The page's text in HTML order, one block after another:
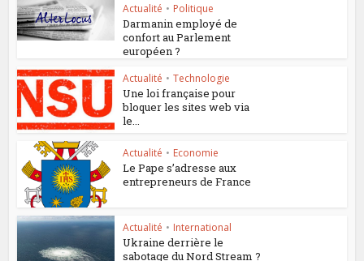
Actualité • Politique
Darmanin employé de
confort au Parlement
européen ?
Actualité • Technologie
Une loi française pour
bloquer les sites web via
le...
Actualité • Economie
Le Pape s’adresse aux
entrepreneurs de France
Actualité • International
Ukraine derrière le
sabotage du Nord Stream ?